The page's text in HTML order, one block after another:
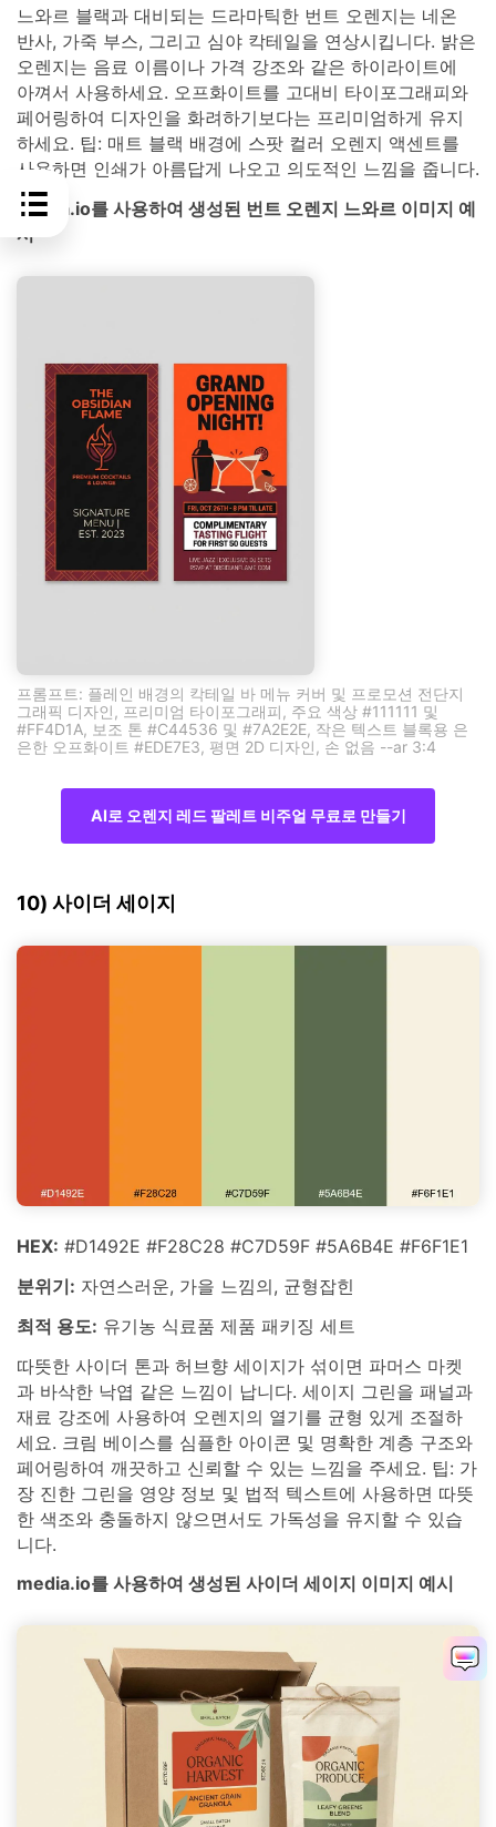
느와르 블랙과 대비되는 드라마틱한 번트 오렌지는 네온
반사, 가죽 부스, 그리고 심야 칵테일을 연상시킵니다. 밝은
오렌지는 음료 이름이나 가격 강조와 같은 하이라이트에
아껴서 사용하세요. 오프화이트를 고대비 타이포그래피와
페어링하여 디자인을 화려하기보다는 프리미엄하게 유지
하세요. 팁: 매트 블랙 배경에 스팟 컬러 오렌지 액센트를
사용하면 인쇄가 아름답게 나오고 의도적인 느낌을 줍니다.
media.io를 사용하여 생성된 번트 오렌지 느와르 이미지 예
시
프롬프트: 플레인 배경의 칵테일 바 메뉴 커버 및 프로모션 전단지
그래픽 디자인, 프리미엄 타이포그래피, 주요 색상 #111111 및
#FF4D1A, 보조 톤 #C44536 및 #7A2E2E, 작은 텍스트 블록용 은
은한 오프화이트 #EDE7E3, 평면 2D 디자인, 손 없음 --ar 3:4
AI로 오렌지 레드 팔레트 비주얼 무료로 만들기
10) 사이더 세이지
HEX: #D1492E #F28C28 #C7D59F #5A6B4E #F6F1E1
분위기: 자연스러운, 가을 느낌의, 균형잡힌
최적 용도: 유기농 식료품 제품 패키징 세트
따뜻한 사이더 톤과 허브향 세이지가 섞이면 파머스 마켓
과 바삭한 낙엽 같은 느낌이 납니다. 세이지 그린을 패널과
재료 강조에 사용하여 오렌지의 열기를 균형 있게 조절하
세요. 크림 베이스를 심플한 아이콘 및 명확한 계층 구조와
페어링하여 깨끗하고 신뢰할 수 있는 느낌을 주세요. 팁: 가
장 진한 그린을 영양 정보 및 법적 텍스트에 사용하면 따뜻
한 색조와 충돌하지 않으면서도 가독성을 유지할 수 있습
니다.
media.io를 사용하여 생성된 사이더 세이지 이미지 예시